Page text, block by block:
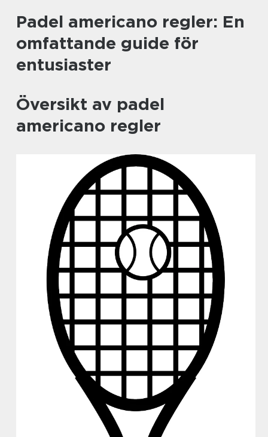
Padel americano regler: En
omfattande guide för
entusiaster
Översikt av padel
americano regler